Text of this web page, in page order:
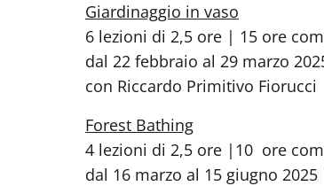
Giardinaggio in vaso
6 lezioni di 2,5 ore | 15 ore
dal 22 febbraio al 29 marzo
con Riccardo Primitivo Fiorucci
Forest Bathing
4 lezioni di 2,5 ore |10 ore
dal 16 marzo al 15 giugno